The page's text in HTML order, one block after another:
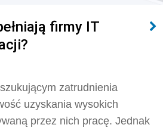
firmy IT
zatrudnienia
uzyskania wysokich
przez nich pracę. Jednak